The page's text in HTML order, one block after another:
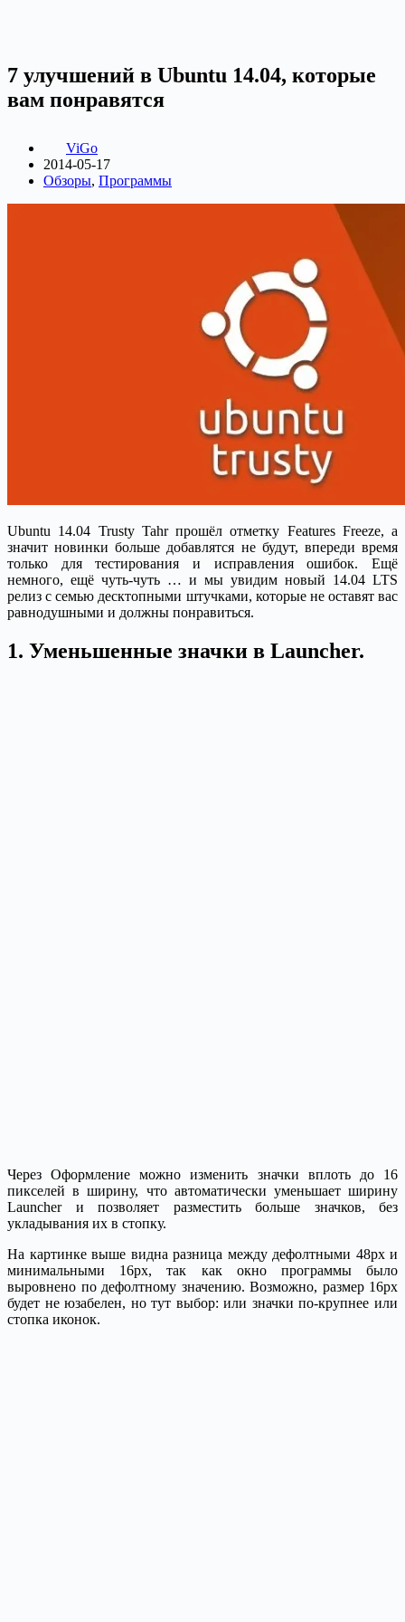
7 улучшений в Ubuntu 14.04, которые
вам понравятся
ViGo
2014-05-17
Обзоры, Программы
Ubuntu 14.04 Trusty Tahr прошёл отметку Features Freeze, а
значит новинки больше добавлятся не будут, впереди время
только для тестирования и исправления ошибок. Ещё
немного, ещё чуть-чуть … и мы увидим новый 14.04 LTS
релиз с семью десктопными штучками, которые не оставят вас
равнодушными и должны понравиться.
1. Уменьшенные значки в Launcher.
Через Оформление можно изменить значки вплоть до 16
пикселей в ширину, что автоматически уменьшает ширину
Launcher и позволяет разместить больше значков, без
укладывания их в стопку.
На картинке выше видна разница между дефолтными 48px и
минимальными 16px, так как окно программы было
выровнено по дефолтному значению. Возможно, размер 16px
будет не юзабелен, но тут выбор: или значки по-крупнее или
стопка иконок.